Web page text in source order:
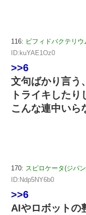
116: ビフィドバクテリウ
ID:kuYAE1Oz0
>>6
文句ばかり言う
トライキした
こんな連中いら
170: スピロケータ(ジパ
ID:Ndp5NY6b0
>>6
AIやロボットの